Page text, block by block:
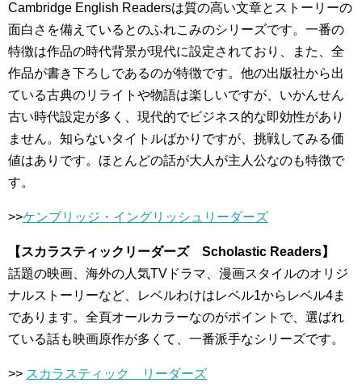
Cambridge English Readersは質の高い文章とストーリーの
面白さを備えているとのふれこみのシリーズです。一番の
特徴は作品の時代背景が現代に設定されており、また、全
作品が書き下ろしであるのが特徴です。他の出版社から出
ている古典のリライトや物語は楽しいですが、いかんせん
古い時代設定が多く、現代的でビジネス的な即効性があり
ません。知らないタイトルばかりですが、挑戦してみる価
値はありです。ほとんどの話が大人が主人公なのも特徴で
す。
>>ケンブリッジ・イングリッシュリーダーズ
【スカラスティックリーダーズ Scholastic Readers】
話題の映画、海外の人気TVドラマ、漫画スタイルのオリジ
ナルストーリーなど、レベルわけはレベル1からレベル4ま
であります。全頁オールカラーなのがポイントで、選ばれ
ている話も映画原作が多くて、一番派手なシリーズです。
>> スカラスティック リーダーズ